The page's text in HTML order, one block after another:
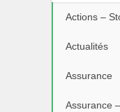
Actions –
Actualités
Assurance
Assurance